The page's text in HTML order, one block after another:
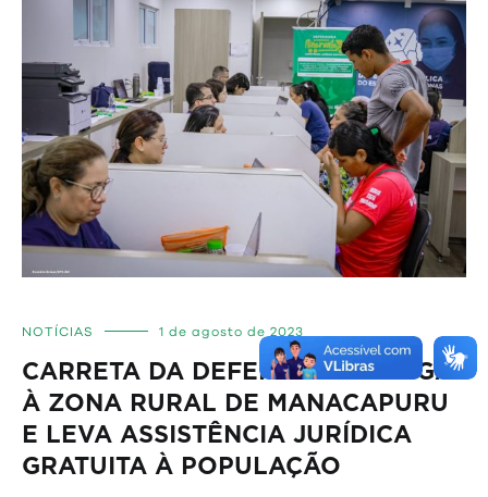
NOTÍCIAS 1 de agosto de 2023
CARRETA DA DEFENSORIA CHEGA
À ZONA RURAL DE MANACAPURU
E LEVA ASSISTÊNCIA JURÍDICA
GRATUITA À POPULAÇÃO